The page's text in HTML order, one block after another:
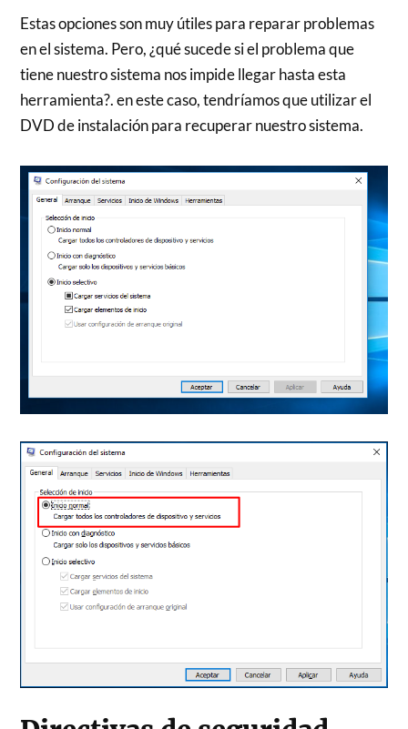
Estas opciones son muy útiles para reparar problemas
en el sistema. Pero, ¿qué sucede si el problema que
tiene nuestro sistema nos impide llegar hasta esta
herramienta?. en este caso, tendríamos que utilizar el
DVD de instalación para recuperar nuestro sistema.